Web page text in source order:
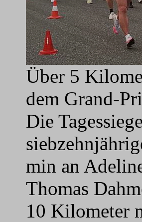
Über 5
dem Grand-
Die
min an
Thomas
10 Kilometer